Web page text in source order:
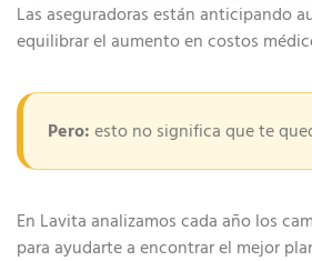
Las aseguradoras están anticipando
equilibrar el aumento en costos
Pero: esto no significa que te
En Lavita analizamos cada año los
para ayudarte a encontrar el mejor